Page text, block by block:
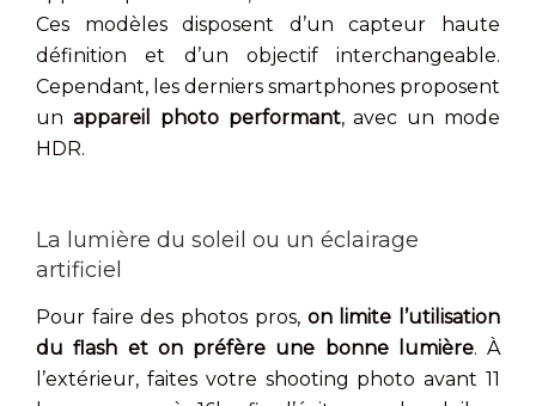
Ces modèles disposent d’un capteur haute
définition et d’un objectif interchangeable.
Cependant, les derniers smartphones proposent
un appareil photo performant, avec un mode
HDR.
La lumière du soleil ou un éclairage
artificiel
Pour faire des photos pros, on limite l’utilisation
du flash et on préfère une bonne lumière. À
l’extérieur, faites votre shooting photo avant 11